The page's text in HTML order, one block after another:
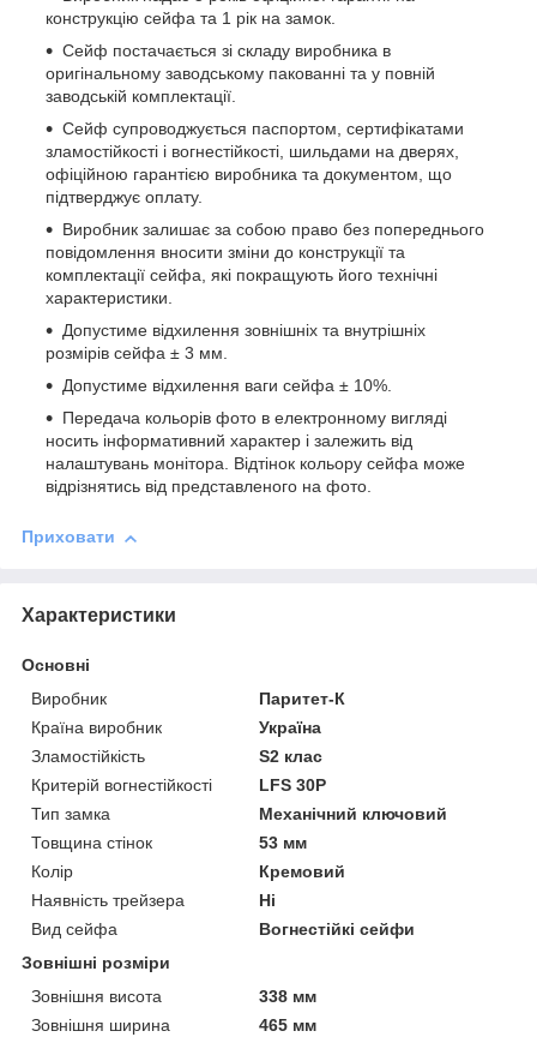
конструкцію сейфа та 1 рік на замок.
Сейф постачається зі складу виробника в
оригінальному заводському пакованні та у повній
заводській комплектації.
Сейф супроводжується паспортом, сертифікатами
зламостійкості і вогнестійкості, шильдами на дверях,
офіційною гарантією виробника та документом, що
підтверджує оплату.
Виробник залишає за собою право без попереднього
повідомлення вносити зміни до конструкції та
комплектації сейфа, які покращують його технічні
характеристики.
Допустиме відхилення зовнішніх та внутрішніх
розмірів сейфа ± 3 мм.
Допустиме відхилення ваги сейфа ± 10%.
Передача кольорів фото в електронному вигляді
носить інформативний характер і залежить від
налаштувань монітора. Відтінок кольору сейфа може
відрізнятись від представленого на фото.
Приховати
Характеристики
Основні
Виробник
Паритет-К
Країна виробник
Україна
Зламостійкість
S2 клас
Критерій вогнестійкості
LFS 30P
Тип замка
Механічний ключовий
Товщина стінок
53 мм
Колір
Кремовий
Наявність трейзера
Ні
Вид сейфа
Вогнестійкі сейфи
Зовнішні розміри
Зовнішня висота
338 мм
Зовнішня ширина
465 мм